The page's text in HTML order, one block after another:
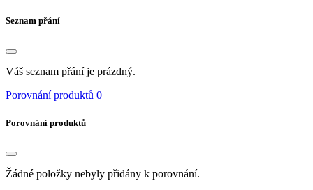
Seznam přání
Váš seznam přání je prázdný.
Porovnání produktů 0
Porovnání produktů
Žádné položky nebyly přidány k porovnání.